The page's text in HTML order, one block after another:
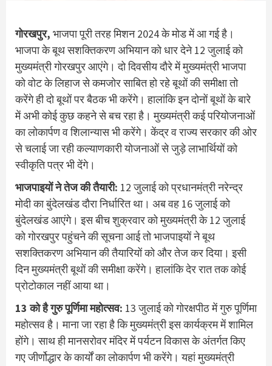
गोरखपुर, भाजपा पूरी तरह मिशन 2024 के मोड में आ गई है।
भाजपा के बूथ सशक्तिकरण अभियान को धार देने 12 जुलाई को
मुख्यमंत्री गोरखपुर आएंगे। दो दिवसीय दौरे में मुख्यमंत्री भाजपा
को वोट के लिहाज से कमजोर साबित हो रहे बूथों की समीक्षा तो
करेंगे ही दो बूथों पर बैठक भी करेंगे। हालांकि इन दोनों बूथों के बारे
में अभी कोई कुछ कहने से बच रहा है। मुख्यमंत्री कई परियोजनाओं
का लोकार्पण व शिलान्यास भी करेंगे। केंद्र व राज्य सरकार की ओर
से चलाई जा रही कल्याणकारी योजनाओं से जुड़े लाभार्थियों को
स्वीकृति पत्र भी देंगे।
भाजपाइयों ने तेज की तैयारी: 12 जुलाई को प्रधानमंत्री नरेन्द्र
मोदी का बुंदेलखंड दौरा निर्धारित था। अब वह 16 जुलाई को
बुंदेलखंड आएंगे। इस बीच शुक्रवार को मुख्यमंत्री के 12 जुलाई
को गोरखपुर पहुंचने की सूचना आई तो भाजपाइयों ने बूथ
सशक्तिकरण अभियान की तैयारियों को और तेज कर दिया। इसी
दिन मुख्यमंत्री बूथों की समीक्षा करेंगे। हालांकि देर रात तक कोई
प्रोटोकाल नहीं आया था।
13 को है गुरु पूर्णिमा महोत्सव: 13 जुलाई को गोरक्षपीठ में गुरु पूर्णिमा
महोत्सव है। माना जा रहा है कि मुख्यमंत्री इस कार्यक्रम में शामिल
होंगे। साथ ही मानसरोवर मंदिर में पर्यटन विकास के अंतर्गत किए
गए जीर्णोद्धार के कार्यों का लोकार्पण भी करेंगे। यहां मुख्यमंत्री